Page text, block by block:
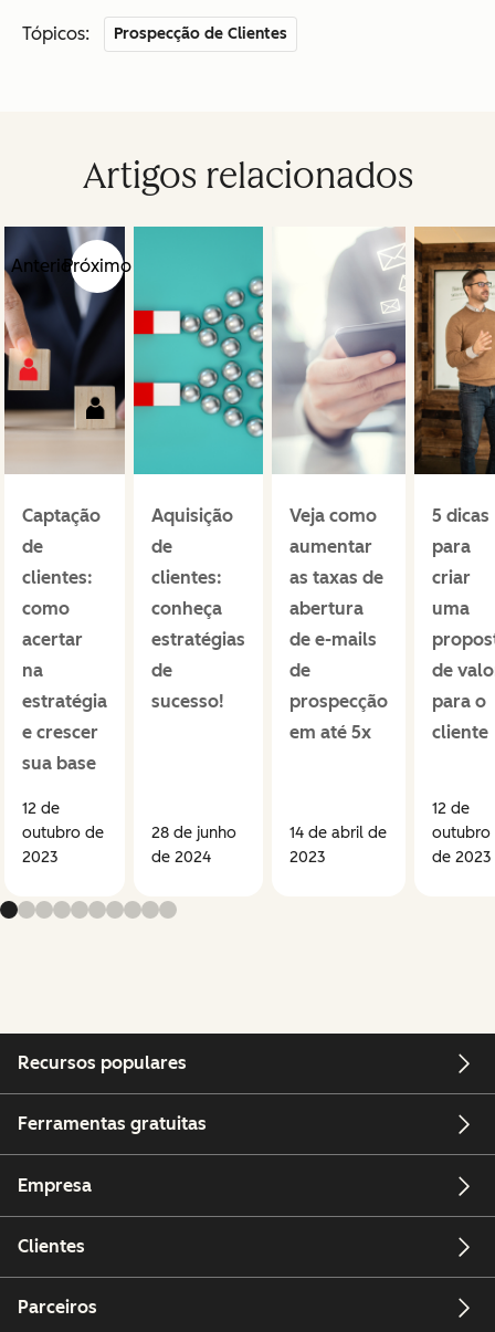
Tópicos: Prospecção de Clientes
Artigos relacionados
AnteriorPróximo
Captação
de
clientes:
como
acertar
na
estratégia
e crescer
sua base
12 de
outubro de
2023
Aquisição
de
clientes:
conheça
estratégias
de
sucesso!
28 de junho
de 2024
Veja como
aumentar
as taxas de
abertura
de e-mails
de
prospecção
em até 5x
14 de abril de
2023
5 dicas
para
criar
uma
de
para o
cliente
12 de
outubro
de 2023
Recursos populares
Ferramentas gratuitas
Empresa
Clientes
Parceiros